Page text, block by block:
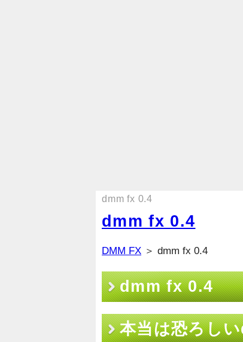
dmm fx 0.4
dmm fx 0.4
DMM FX ＞ dmm fx 0.4
dmm fx 0.4
本当は恐ろし